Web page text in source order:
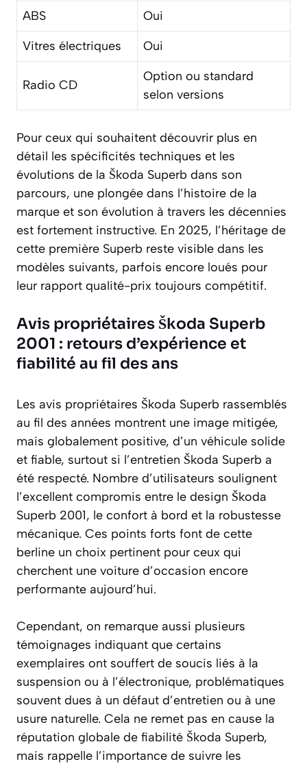
ABS
Oui
Vitres électriques
Oui
Radio CD
Option ou standard
selon versions
Pour ceux qui souhaitent découvrir plus en
détail les spécificités techniques et les
évolutions de la Škoda Superb dans son
parcours, une plongée dans l’histoire de la
marque et son évolution à travers les décennies
est fortement instructive. En 2025, l’héritage de
cette première Superb reste visible dans les
modèles suivants, parfois encore loués pour
leur rapport qualité-prix toujours compétitif.
Avis propriétaires Škoda Superb
2001 : retours d’expérience et
fiabilité au fil des ans
Les avis propriétaires Škoda Superb rassemblés
au fil des années montrent une image mitigée,
mais globalement positive, d’un véhicule solide
et fiable, surtout si l’entretien Škoda Superb a
été respecté. Nombre d’utilisateurs soulignent
l’excellent compromis entre le design Škoda
Superb 2001, le confort à bord et la robustesse
mécanique. Ces points forts font de cette
berline un choix pertinent pour ceux qui
cherchent une voiture d’occasion encore
performante aujourd’hui.
Cependant, on remarque aussi plusieurs
témoignages indiquant que certains
exemplaires ont souffert de soucis liés à la
suspension ou à l’électronique, problématiques
souvent dues à un défaut d’entretien ou à une
usure naturelle. Cela ne remet pas en cause la
réputation globale de fiabilité Škoda Superb,
mais rappelle l’importance de suivre les